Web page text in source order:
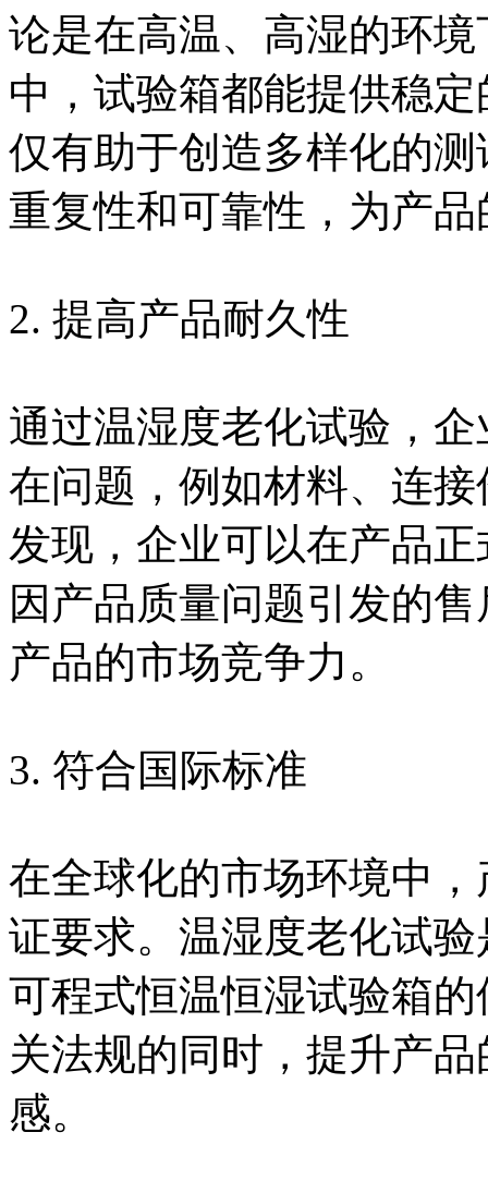
论是在高温、高湿的环
中，试验箱都能提供稳
仅有助于创造多样化的
重复性和可靠性，为产
2. 提高产品耐久性
通过温湿度老化试验，
在问题，例如材料、连
发现，企业可以在产品
因产品质量问题引发的
产品的市场竞争力。
3. 符合国际标准
在全球化的市场环境中
证要求。温湿度老化试
可程式恒温恒湿试验箱
关法规的同时，提升产
感。